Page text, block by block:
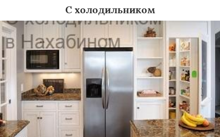
С холодильником